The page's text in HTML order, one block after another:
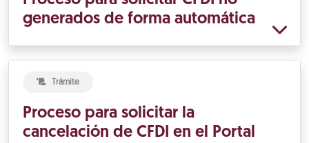
generados de forma automática
Trámite
Proceso para solicitar la
cancelación de CFDI en el Portal